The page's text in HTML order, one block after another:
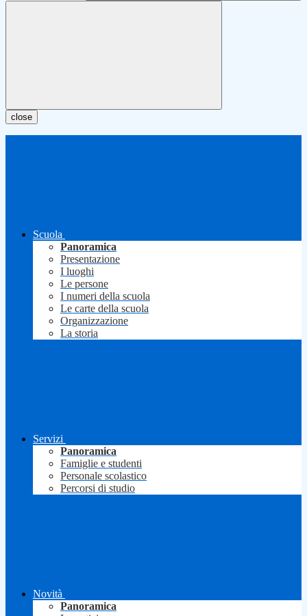
close
Scuola
Panoramica
Presentazione
I luoghi
Le persone
I numeri della scuola
Le carte della scuola
Organizzazione
La storia
Servizi
Panoramica
Famiglie e studenti
Personale scolastico
Percorsi di studio
Novità
Panoramica